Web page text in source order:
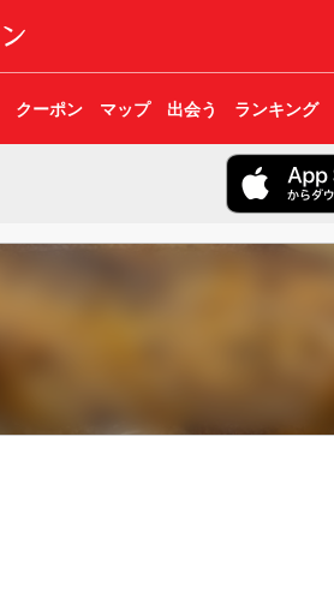
クーポン マップ 出会う ランキング